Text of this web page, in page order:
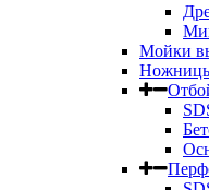
Мойки